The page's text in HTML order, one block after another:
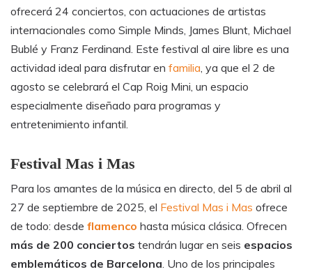
ofrecerá 24 conciertos, con actuaciones de artistas
internacionales como Simple Minds, James Blunt, Michael
Bublé y Franz Ferdinand. Este festival al aire libre es una
actividad ideal para disfrutar en familia , ya que el 2 de
agosto se celebrará el Cap Roig Mini, un espacio
especialmente diseñado para programas y
entretenimiento infantil.
Festival Mas i Mas
Para los amantes de la música en directo, del 5 de abril al
27 de septiembre de 2025, el Festival Mas i Mas ofrece
de todo: desde flamenco hasta música clásica. Ofrecen
más de 200 conciertos tendrán lugar en seis espacios
emblemáticos de Barcelona . Uno de los principales